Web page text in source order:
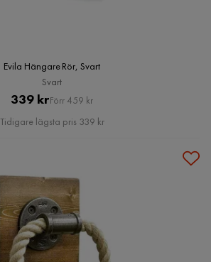
Evila Hängare Rör, Svart
Svart
Pris
339 krOriginal
Pris
Förr 459 kr
Tidigare lägsta pris 339 kr